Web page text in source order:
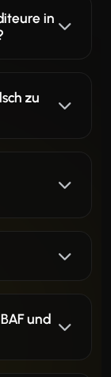
in
zu
und